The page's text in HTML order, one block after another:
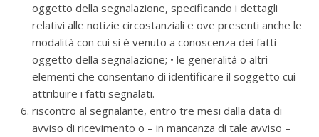
oggetto della segnalazione, specificando i dettagli
relativi alle notizie circostanziali e ove presenti anche le
modalità con cui si è venuto a conoscenza dei fatti
oggetto della segnalazione; • le generalità o altri
elementi che consentano di identificare il soggetto cui
attribuire i fatti segnalati.
riscontro al segnalante, entro tre mesi dalla data di
avviso di ricevimento o – in mancanza di tale avviso –